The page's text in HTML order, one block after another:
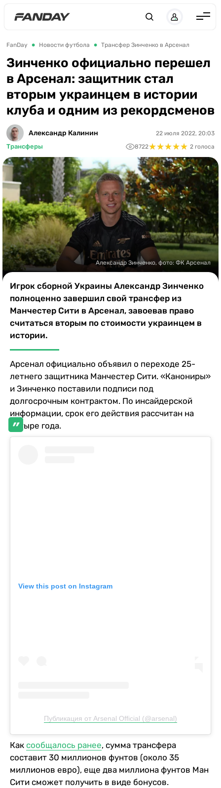
Англия
Испания
Германия
Италия
Франция
Украина
ЛЧ
ЛЕ
ЧЕ-2028
Букмекеры
Казино
FanDay Новости футбола Трансфер Зинченко в Арсенал
Зинченко официально перешел
в Арсенал: защитник стал
вторым украинцем в истории
клуба и одним из рекордсменов
Александр Калинин
Трансферы
22 июля 2022, 20:03
8722★★★★★
★★★★★ 2 голоса
Александр Зинченко, фото: ФК Арсенал
Игрок сборной Украины Александр Зинченко
полноценно завершил свой трансфер из
Манчестер Сити в Арсенал, завоевав право
считаться вторым по стоимости украинцем в
истории.
Арсенал официально объявил о переходе 25-
летнего защитника Манчестер Сити. «Канониры»
и Зинченко поставили подписи под
долгосрочным контрактом. По инсайдерской
информации, срок его действия рассчитан на
четыре года.
View this post on Instagram
Публикация от Arsenal Official (@arsenal)
Как сообщалось ранее, сумма трансфера
составит 30 миллионов фунтов (около 35
миллионов евро), еще два миллиона фунтов Ман
Сити сможет получить в виде бонусов.